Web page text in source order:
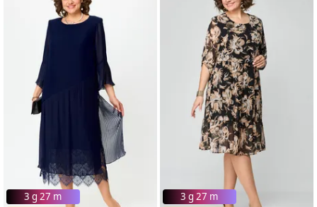
3 g 27 m 3 g 27 m